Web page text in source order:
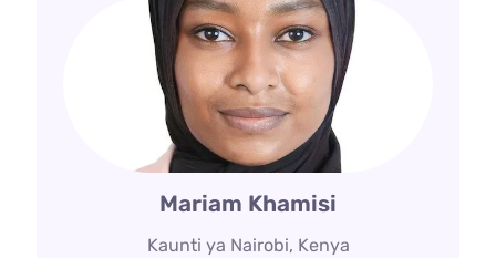
Mariam Khamisi
Kaunti ya Nairobi, Kenya